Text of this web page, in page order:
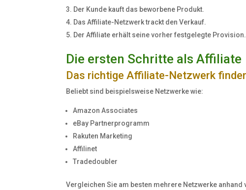
Der Kunde kauft das beworbene Produkt.
Das Affiliate-Netzwerk trackt den Verkauf.
Der Affiliate erhält seine vorher festgelegte Provision.
Die ersten Schritte als Affiliate
Das richtige Affiliate-Netzwerk
Beliebt sind beispielsweise Netzwerke wie:
Amazon Associates
eBay Partnerprogramm
Rakuten Marketing
Affilinet
Tradedoubler
Vergleichen Sie am besten mehrere Netzwerke